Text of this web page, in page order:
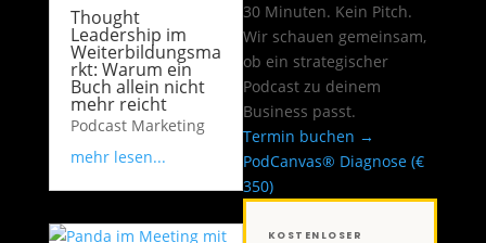
Thought
Leadership im
Weiterbildungsma
rkt: Warum ein
Buch allein nicht
mehr reicht
Podcast Marketing
mehr lesen...
30 Minuten. Kein Pitch.
Wir schauen gemeinsam,
ob ein strategischer
Podcast zu deinem
Business passt.
Termin buchen →
PodCanvas® Diagnose (€
350)
KOSTENLOSER